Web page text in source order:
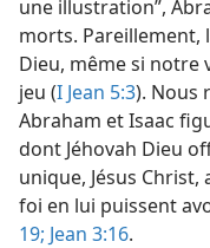
une illustration”,
morts. Pareillement,
Dieu, même si notre
jeu (I Jean 5:3). Nous
Abraham et Isaac
dont Jéhovah Dieu
unique, Jésus
foi en lui puissent
19; Jean 3:16.